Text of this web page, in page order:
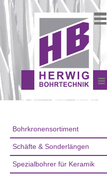
Bohrkronensortiment
Schäfte & Sonderlängen
Spezialbohrer für Keramik